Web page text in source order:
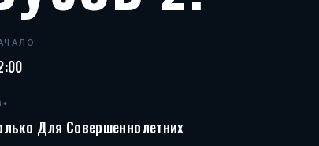
Для Совершеннолетних